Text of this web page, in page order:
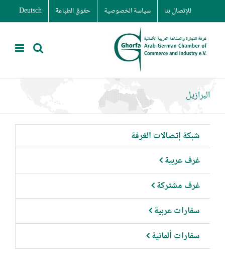
to
content
للإتصال بنا سياسة الخصوصية حقوق الطباعة Deutsch
البرازيل
شبكة إتصالات الغرفة
غرف عربية
غرف مشتركة
سفارات عربية
سفارات ألمانية